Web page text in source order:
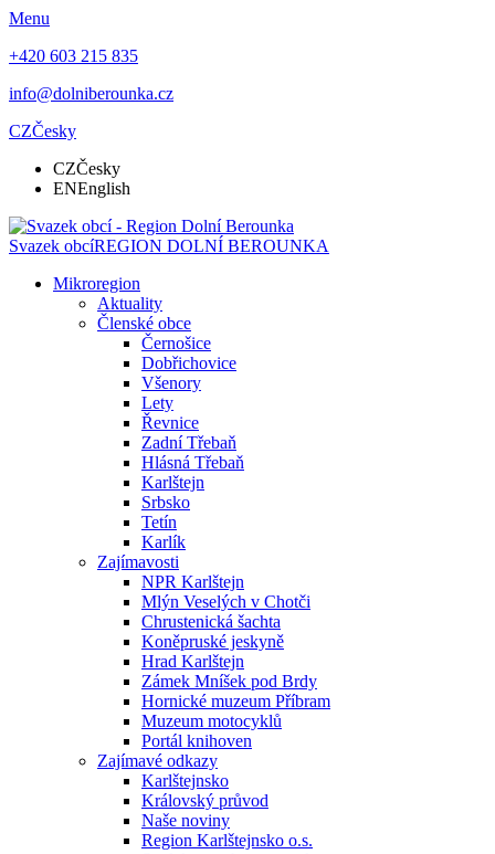
Menu
+420 603 215 835
info@dolniberounka.cz
CZČesky
CZČesky
ENEnglish
Svazek obcíREGION DOLNÍ BEROUNKA
Mikroregion
Aktuality
Členské obce
Černošice
Dobřichovice
Všenory
Lety
Řevnice
Zadní Třebaň
Hlásná Třebaň
Karlštejn
Srbsko
Tetín
Karlík
Zajímavosti
NPR Karlštejn
Mlýn Veselých v Chotči
Chrustenická šachta
Koněpruské jeskyně
Hrad Karlštejn
Zámek Mníšek pod Brdy
Hornické muzeum Příbram
Muzeum motocyklů
Portál knihoven
Zajímavé odkazy
Karlštejnsko
Královský průvod
Naše noviny
Region Karlštejnsko o.s.